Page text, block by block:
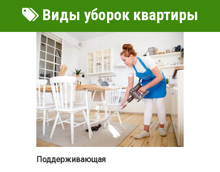
Виды уборок квартиры
Поддерживающая